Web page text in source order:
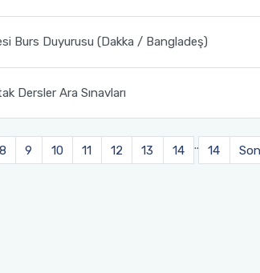
Burs Duyurusu (Dakka / Bangladeş)
Dersler Ara Sınavları
8 9 10 11 12 13 14 .. 14